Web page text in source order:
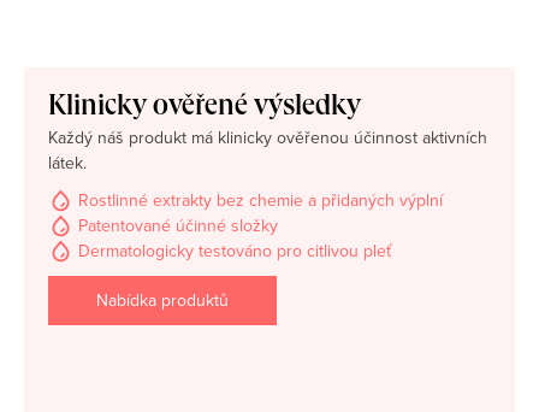
Klinicky ověřené výsledky
Každý náš produkt má klinicky ověřenou účinnost aktivních
látek.
Rostlinné extrakty bez chemie a přidaných výplní
Patentované účinné složky
Dermatologicky testováno pro citlivou pleť
Nabídka produktů